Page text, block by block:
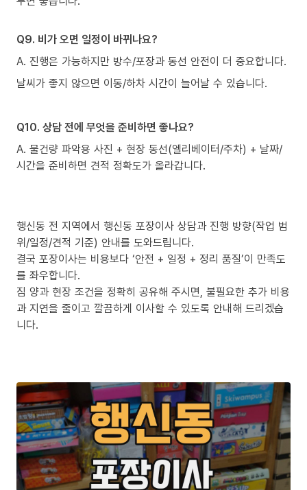
Q9. 비가 오면 일정이 바뀌나요?
A. 진행은 가능하지만 방수/포장과 동선 안전이 더 중요합니다.
날씨가 좋지 않으면 이동/하차 시간이 늘어날 수 있습니다.
Q10. 상담 전에 무엇을 준비하면 좋나요?
A. 물건량 파악용 사진 + 현장 동선(엘리베이터/주차) + 날짜/
시간을 준비하면 견적 정확도가 올라갑니다.
행신동 전 지역에서 행신동 포장이사 상담과 진행 방향(작업 범
위/일정/견적 기준) 안내를 도와드립니다.
결국 포장이사는 비용보다 ‘안전 + 일정 + 정리 품질’이 만족도
를 좌우합니다.
짐 양과 현장 조건을 정확히 공유해 주시면, 불필요한 추가 비용
과 지연을 줄이고 깔끔하게 이사할 수 있도록 안내해 드리겠습
니다.